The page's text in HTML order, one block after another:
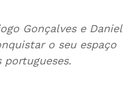
Gonçalves e Daniel
o seu espaço
portugueses.